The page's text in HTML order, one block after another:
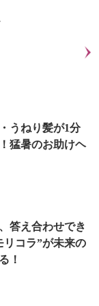
うねり髪が1分
猛暑のお助けヘ
答え合わせでき
リコラ”が未来の
！